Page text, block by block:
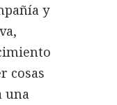
y
cosas
una